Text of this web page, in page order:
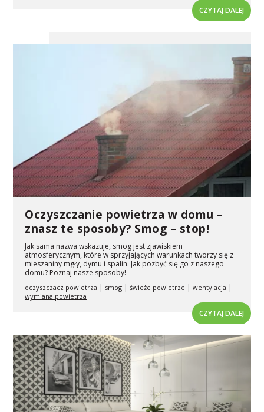
CZYTAJ DALEJ
Oczyszczanie powietrza w domu –
znasz te sposoby? Smog – stop!
Jak sama nazwa wskazuje, smog jest zjawiskiem
atmosferycznym, które w sprzyjających warunkach tworzy się z
mieszaniny mgły, dymu i spalin. Jak pozbyć się go z naszego
domu? Poznaj nasze sposoby!
oczyszczacz powietrza | smog |świeże powietrze |wentylacja |
wymiana powietrza
CZYTAJ DALEJ